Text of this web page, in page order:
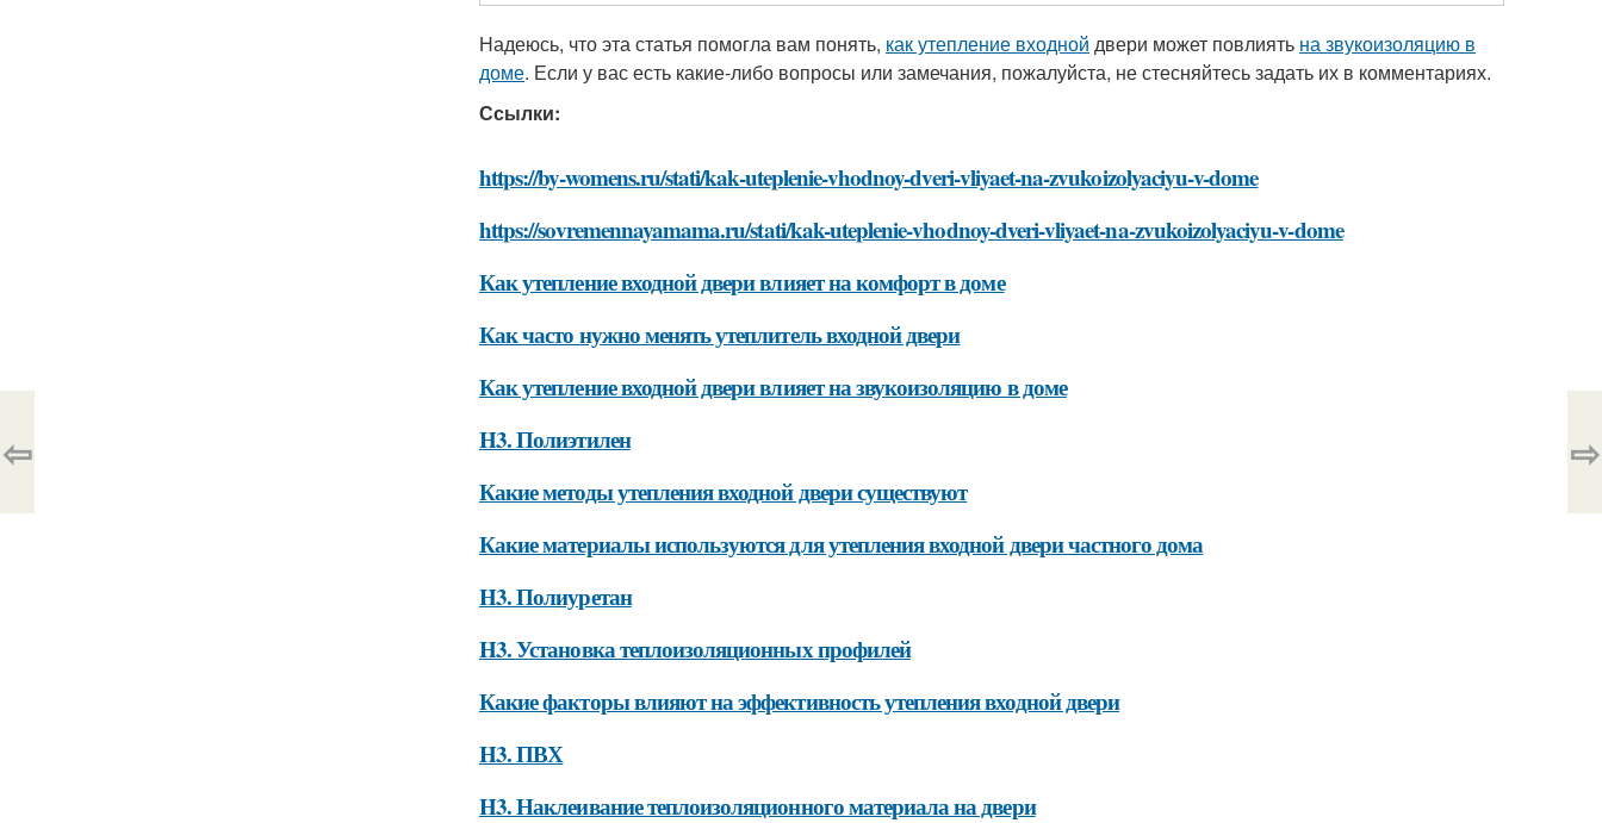
Надеюсь, что эта статья помогла вам понять, как утепление входной двери может повлиять на звукоизоляцию в
доме. Если у вас есть какие-либо вопросы или замечания, пожалуйста, не стесняйтесь задать их в комментариях.
Ссылки:
https://by-womens.ru/stati/kak-uteplenie-vhodnoy-dveri-vliyaet-na-zvukoizolyaciyu-v-dome
https://sovremennayamama.ru/stati/kak-uteplenie-vhodnoy-dveri-vliyaet-na-zvukoizolyaciyu-v-dome
Как утепление входной двери влияет на комфорт в доме
Как часто нужно менять утеплитель входной двери
Как утепление входной двери влияет на звукоизоляцию в доме
H3. Полиэтилен
Какие методы утепления входной двери существуют
Какие материалы используются для утепления входной двери частного дома
H3. Полиуретан
H3. Установка теплоизоляционных профилей
Какие факторы влияют на эффективность утепления входной двери
H3. ПВХ
H3. Наклеивание теплоизоляционного материала на двери
⇦ ⇨